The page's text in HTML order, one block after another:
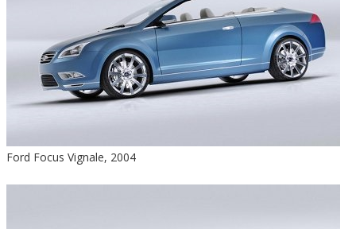
Ford Focus Vignale, 2004